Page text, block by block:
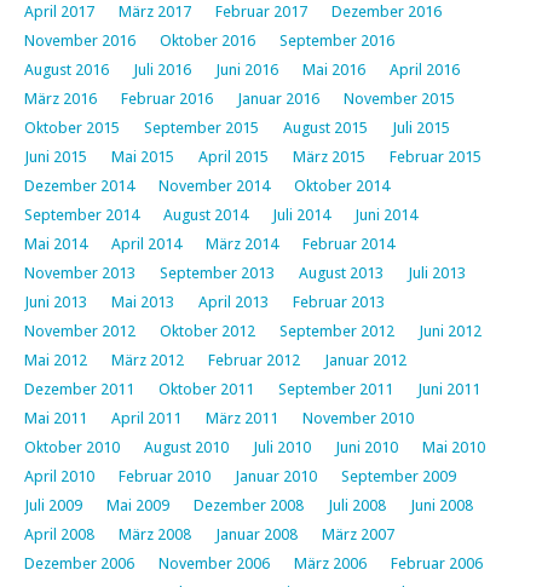
April 2017
März 2017 Februar 2017
Dezember 2016
November 2016
Oktober 2016
September 2016
August 2016
Juli 2016 Juni 2016 Mai 2016
April 2016
März 2016
Februar 2016 Januar 2016
November 2015
Oktober 2015
September 2015 August 2015
Juli 2015
Juni 2015
Mai 2015 April 2015 März 2015
Februar 2015
Dezember 2014
November 2014
Oktober 2014
September 2014
August 2014 Juli 2014
Juni 2014
Mai 2014
April 2014 März 2014
Februar 2014
November 2013
September 2013 August 2013
Juli 2013
Juni 2013
Mai 2013 April 2013
Februar 2013
November 2012
Oktober 2012 September 2012
Juni 2012
Mai 2012
März 2012 Februar 2012
Januar 2012
Dezember 2011
Oktober 2011 September 2011
Juni 2011
Mai 2011
April 2011 März 2011
November 2010
Oktober 2010
August 2010 Juli 2010 Juni 2010
Mai 2010
April 2010
Februar 2010 Januar 2010
September 2009
Juli 2009
Mai 2009 Dezember 2008 Juli 2008
Juni 2008
April 2008
März 2008 Januar 2008
März 2007
Dezember 2006
November 2006 März 2006
Februar 2006